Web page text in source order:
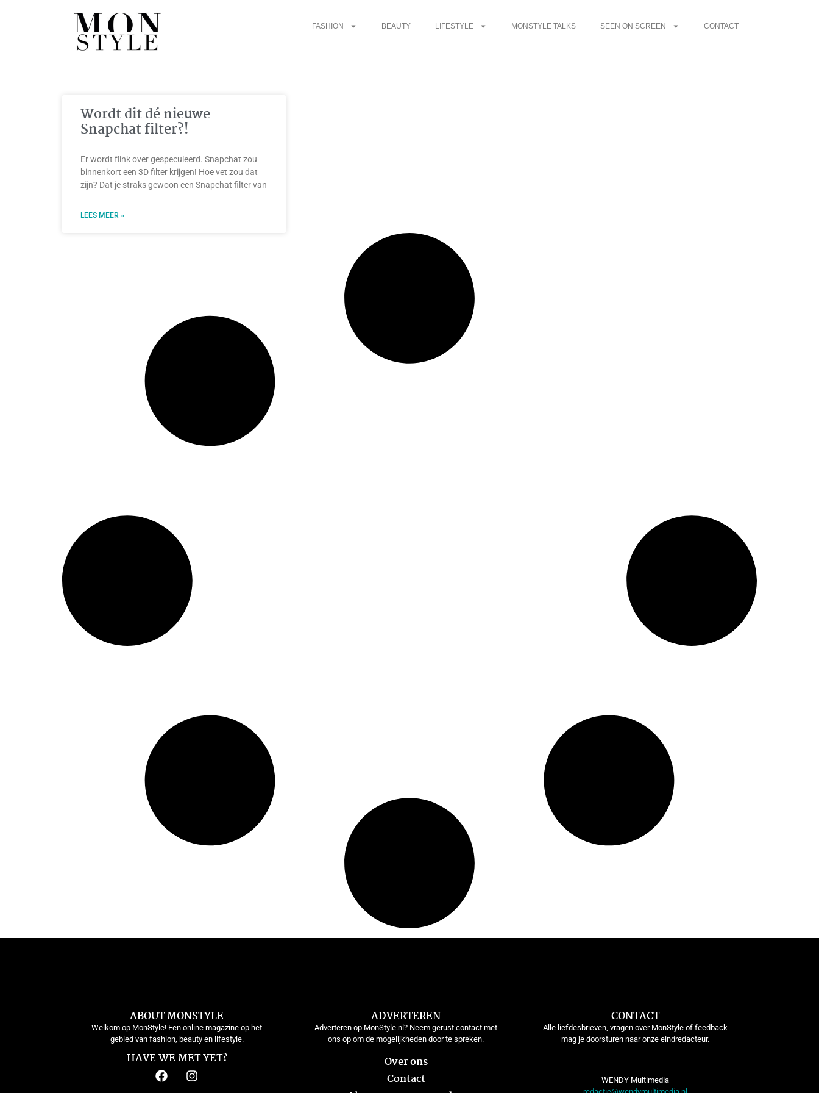
FASHION BEAUTY LIFESTYLE MONSTYLE TALKS SEEN ON SCREEN CONTACT
Wordt dit dé nieuwe
Snapchat filter?!
Er wordt flink over gespeculeerd. Snapchat zou
binnenkort een 3D filter krijgen! Hoe vet zou dat
zijn? Dat je straks gewoon een Snapchat filter van
LEES MEER »
ABOUT MONSTYLE
Welkom op MonStyle! Een online magazine op het
gebied van fashion, beauty en lifestyle.
HAVE WE MET YET?
ADVERTEREN
Adverteren op MonStyle.nl? Neem gerust contact met
ons op om de mogelijkheden door te spreken.
Over ons
Contact
CONTACT
Alle liefdesbrieven, vragen over MonStyle of feedback
mag je doorsturen naar onze eindredacteur.
WENDY Multimedia